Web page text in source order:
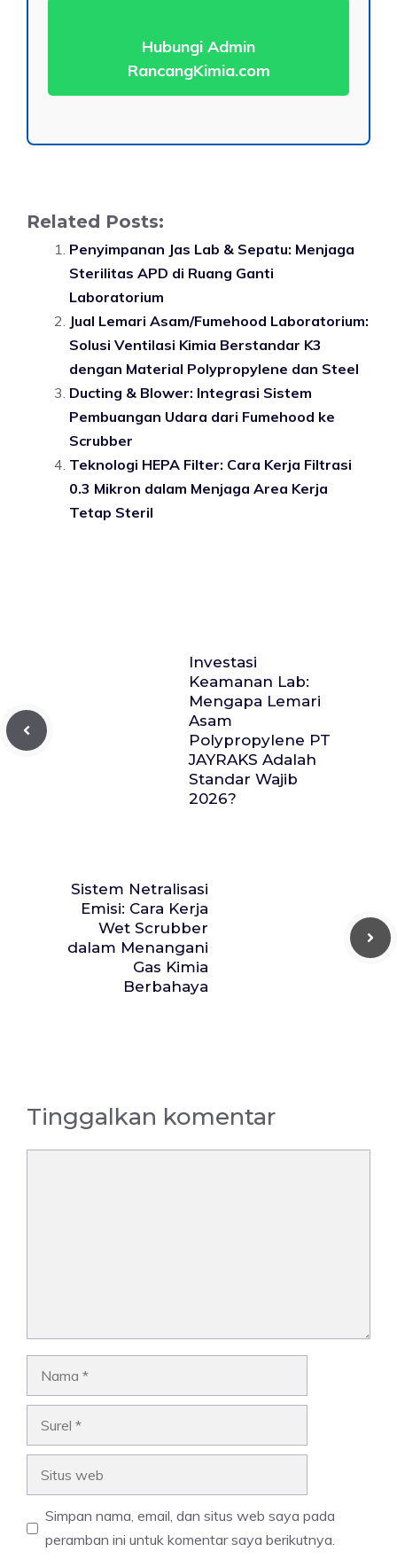
Hubungi Admin
RancangKimia.com
Related Posts:
Penyimpanan Jas Lab & Sepatu: Menjaga
Sterilitas APD di Ruang Ganti
Laboratorium
Jual Lemari Asam/Fumehood Laboratorium:
Solusi Ventilasi Kimia Berstandar K3
dengan Material Polypropylene dan Steel
Ducting & Blower: Integrasi Sistem
Pembuangan Udara dari Fumehood ke
Scrubber
Teknologi HEPA Filter: Cara Kerja Filtrasi
0.3 Mikron dalam Menjaga Area Kerja
Tetap Steril
Investasi
Keamanan Lab:
Mengapa Lemari
Asam
Polypropylene PT
JAYRAKS Adalah
Standar Wajib
2026?
Sistem Netralisasi
Emisi: Cara Kerja
Wet Scrubber
dalam Menangani
Gas Kimia
Berbahaya
Tinggalkan komentar
Simpan nama, email, dan situs web saya pada
peramban ini untuk komentar saya berikutnya.